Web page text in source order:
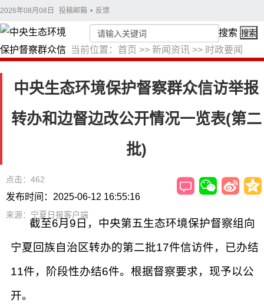
2026年08月08日 投稿邮箱 • 反馈
当前位置： 首页 >> 新闻资讯 >> 时政要闻
搜索 搜索
中央生态环境保护督察群众信访举报
转办和边督边改公开情况一览表(第二
批)
点击：462
发布时间：2025-06-12 16:55:16
来源：宁夏日报客户端
截至6月9日，中央第五生态环境保护督察组向
宁夏回族自治区转办的第二批17件信访件，已办结
11件，阶段性办结6件。根据督察要求，现予以公
开。